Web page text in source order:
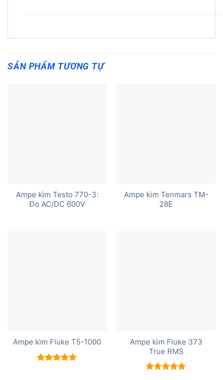
SẢN PHẨM TƯƠNG TỰ
Ampe kìm Testo 770-3:
Đo AC/DC 600V
Ampe kìm Tenmars TM-
28E
Ampe kìm Fluke T5-1000
Ampe kìm Fluke 373
True RMS